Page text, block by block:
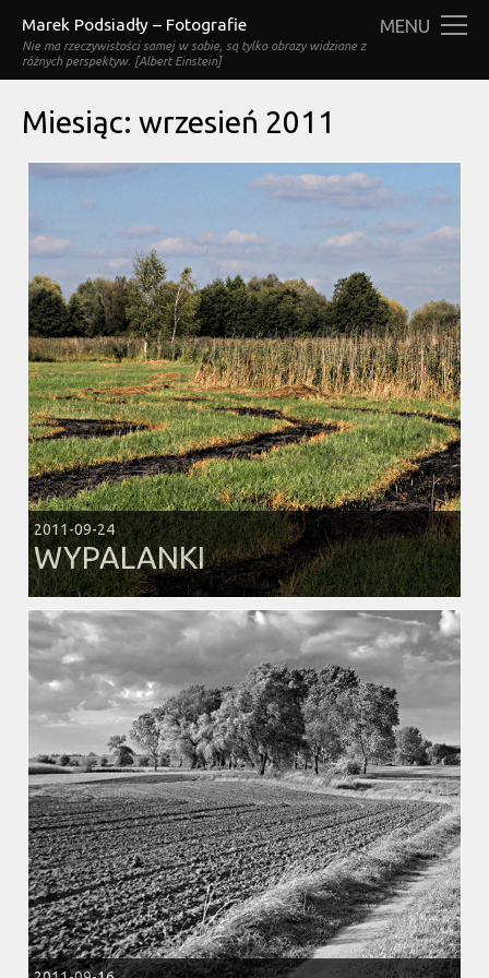
Marek Podsiadły – Fotografie
Nie ma rzeczywistości samej w sobie, są tylko obrazy widziane z
różnych perspektyw. [Albert Einstein]
MENU
Miesiąc: wrzesień 2011
2011-09-24
WYPALANKI